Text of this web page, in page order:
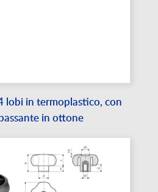
lobi in termoplastico, con
in ottone